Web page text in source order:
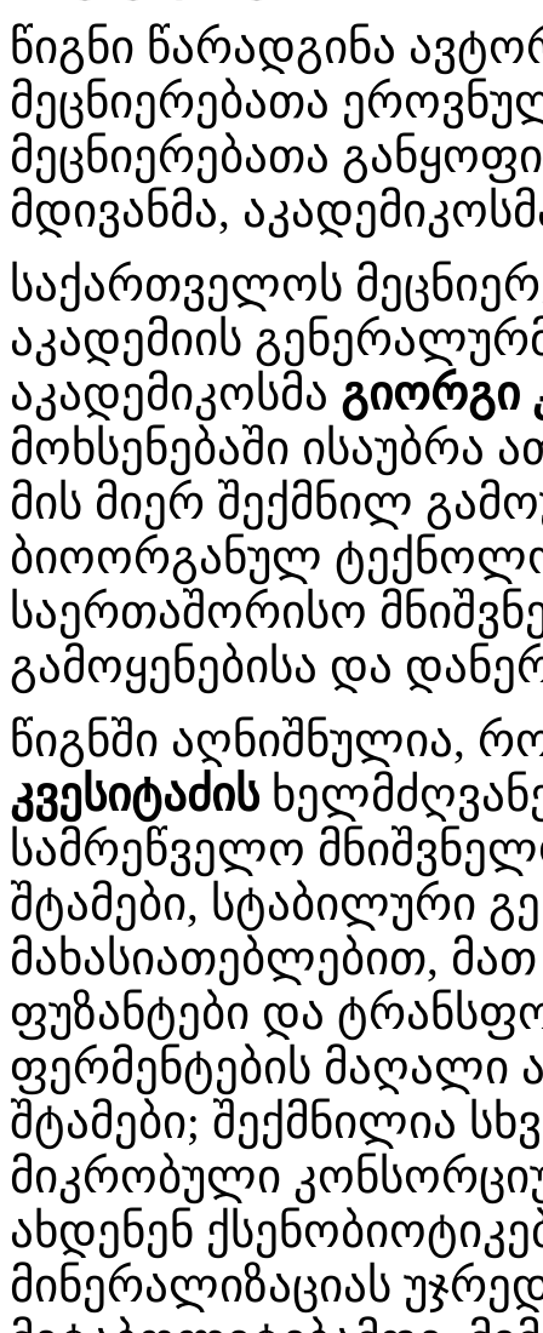
წიგნი წარადგინა
მეცნიერებათა
მეცნიერებათა
მდივანმა,
საქართველოს
აკადემიის
აკადემიკოსმა გიორგი
მოხსენებაში ისაუბრა
მის მიერ შექმნილ
ბიოორგანულ
საერთაშორისო
გამოყენებისა და
წიგნში აღნიშნულია,
კვესიტაძის
სამრეწველო
შტამები, სტაბილური
მახასიათებლებით,
ფუზანტები და
ფერმენტების მაღალი
შტამები; შექმნილია
მიკრობული
ახდენენ
მინერალიზაციას